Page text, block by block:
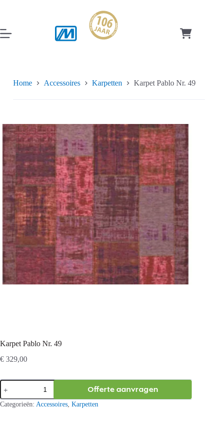
inhoud
Home Accessoires Karpetten Karpet Pablo Nr. 49
Karpet Pablo Nr. 49
€ 329,00
Karpet
Pablo
Nr.
49
Offerte aanvragen
Categorieën: Accessoires, Karpetten